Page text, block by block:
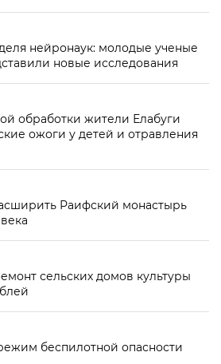
нейронаук: молодые ученые
новые исследования
обработки жители Елабуги
ожоги у детей и отравления
Раифский монастырь
сельских домов культуры
беспилотной опасности